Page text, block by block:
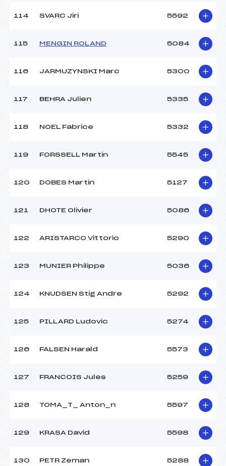
114 SVARC Jiri 5592
115 MENGIN ROLAND 5084
116 JARMUZYNSKI Marc 5300
117 BEHRA Julien 5335
118 NOEL Fabrice 5332
119 FORSSELL Martin 5545
120 DOBES Martin 5127
121 DHOTE Olivier 5086
122 ARISTARCO Vittorio 5290
123 MUNIER Philippe 5036
124 KNUDSEN Stig Andre 5292
125 PILLARD Ludovic 5274
126 FALSEN Harald 5573
127 FRANCOIS Jules 5259
128 TOMA_T_ Anton_n 5597
129 KRASA David 5598
130 PETR Zeman 5288